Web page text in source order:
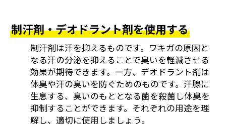
制汗剤・デオドラント剤を使用する
制汗剤は汗を抑えるものです。ワキガの原因と
なる汗の分泌を抑えることで臭いを軽減させる
効果が期待できます。一方、デオドラント剤は
体臭や汗の臭いを防ぐためのものです。汗腺に
生息する、臭いのもととなる菌を殺菌し体臭を
抑制することができます。それぞれの用途を理
解し、適切に使用しましょう。